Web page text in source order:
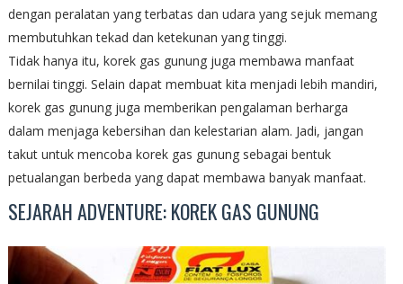
dengan peralatan yang terbatas dan udara yang sejuk memang
membutuhkan tekad dan ketekunan yang tinggi.
Tidak hanya itu, korek gas gunung juga membawa manfaat
bernilai tinggi. Selain dapat membuat kita menjadi lebih mandiri,
korek gas gunung juga memberikan pengalaman berharga
dalam menjaga kebersihan dan kelestarian alam. Jadi, jangan
takut untuk mencoba korek gas gunung sebagai bentuk
petualangan berbeda yang dapat membawa banyak manfaat.
SEJARAH ADVENTURE: KOREK GAS GUNUNG